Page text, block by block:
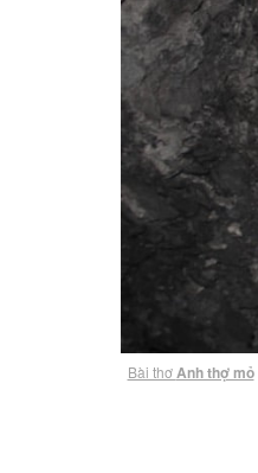
Bài thơAnh thợ mỏ